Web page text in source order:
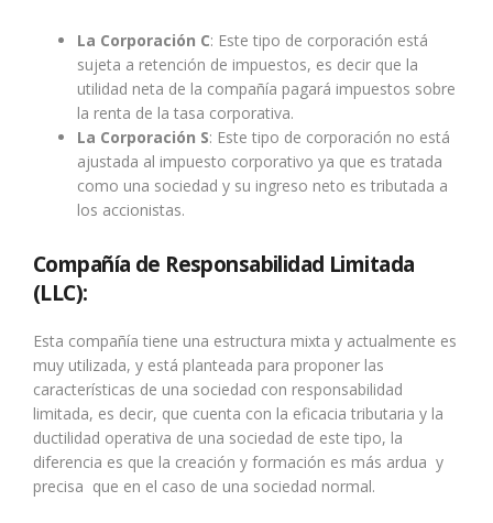
La Corporación C: Este tipo de corporación está
sujeta a retención de impuestos, es decir que la
utilidad neta de la compañía pagará impuestos sobre
la renta de la tasa corporativa.
La Corporación S: Este tipo de corporación no está
ajustada al impuesto corporativo ya que es tratada
como una sociedad y su ingreso neto es tributada a
los accionistas.
Compañía de Responsabilidad Limitada
(LLC):
Esta compañía tiene una estructura mixta y actualmente es
muy utilizada, y está planteada para proponer las
características de una sociedad con responsabilidad
limitada, es decir, que cuenta con la eficacia tributaria y la
ductilidad operativa de una sociedad de este tipo, la
diferencia es que la creación y formación es más ardua y
precisa que en el caso de una sociedad normal.